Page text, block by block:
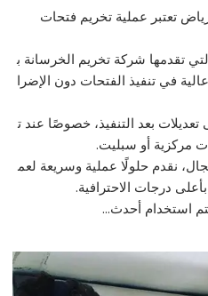
تعتبر عملية تخريم فتحات
تقدمها شركة تخريم الخرسانة ب
في تنفيذ الفتحات دون الإضرا
تعديلات بعد التنفيذ، خصوصًا عند ت
مركزية أو سبليت.
نقدم حلولًا عملية وسريعة لعم
درجات الاحترافية.
استخدام أحدث...